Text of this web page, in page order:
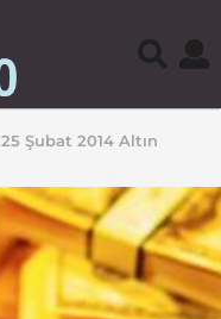
25 Şubat 2014 Altın